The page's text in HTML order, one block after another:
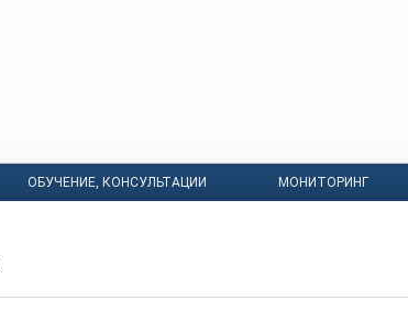
ОБУЧЕНИЕ, КОНСУЛЬТАЦИИ МОНИТОРИНГ